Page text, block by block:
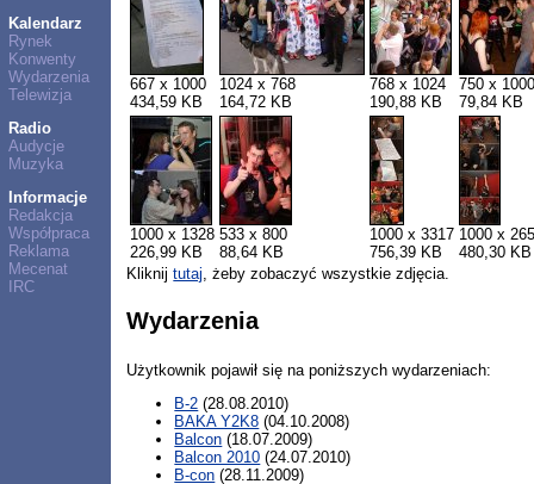
Kalendarz
Rynek
Konwenty
Wydarzenia
Telewizja
Radio
Audycje
Muzyka
Informacje
Redakcja
Współpraca
Reklama
Mecenat
IRC
667 x 1000
434,59 KB
1024 x 768
164,72 KB
768 x 1024
190,88 KB
750 x
79,84 KB
1000 x 1328
226,99 KB
533 x 800
88,64 KB
1000 x 3317
756,39 KB
1000 x
480,30 KB
Kliknijtutaj, żeby zobaczyć wszystkie zdjęcia.
Wydarzenia
Użytkownik pojawił się na poniższych wydarzeniach:
B-2 (28.08.2010)
BAKA Y2K8 (04.10.2008)
Balcon (18.07.2009)
Balcon 2010 (24.07.2010)
B-con (28.11.2009)